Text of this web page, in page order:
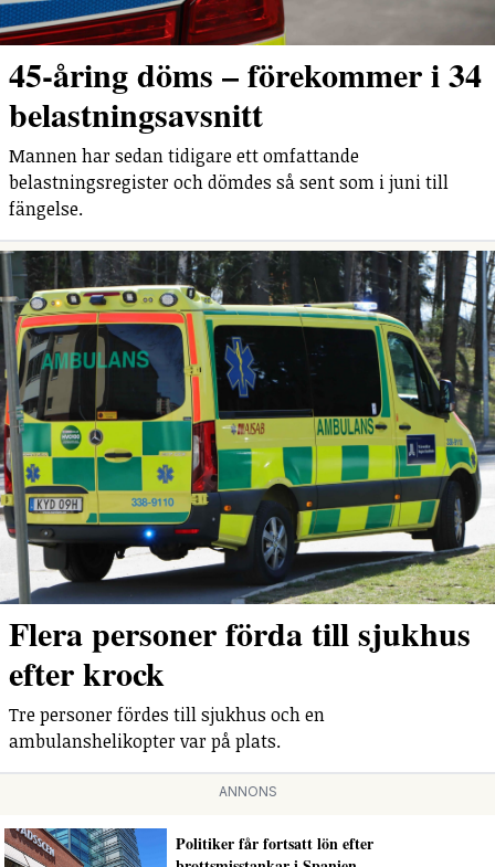
45-åring döms – förekommer i 34
belastningsavsnitt
Mannen har sedan tidigare ett omfattande
belastningsregister och dömdes så sent som i juni till
fängelse.
Flera personer förda till sjukhus
efter krock
Tre personer fördes till sjukhus och en
ambulanshelikopter var på plats.
ANNONS
Politiker får fortsatt lön efter